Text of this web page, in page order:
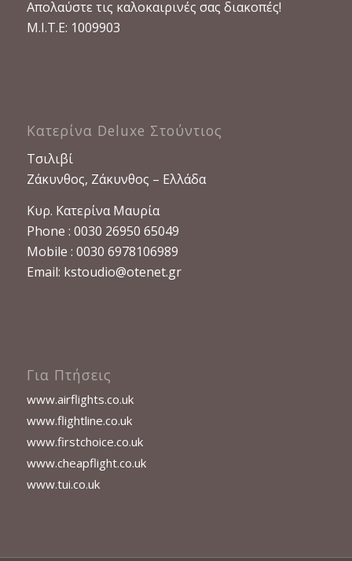
Απολαύστε τις καλοκαιρινές σας διακοπές!
M.I.T.E: 1009903
Κατερίνα Deluxe Στούντιος
Τσιλιβί
Ζάκυνθος, Ζάκυνθος – Ελλάδα
Κυρ. Κατερίνα Μαυρία
Phone : 0030 26950 65049
Mobile : 0030 6978106989
Email: kstoudio@otenet.gr
Για Πτήσεις
www.airflights.co.uk
www.flightline.co.uk
www.firstchoice.co.uk
www.cheapflight.co.uk
www.tui.co.uk